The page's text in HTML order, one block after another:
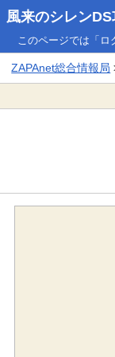
風来のシレン
このページでは「ロ
ZAPAnet総合情報局